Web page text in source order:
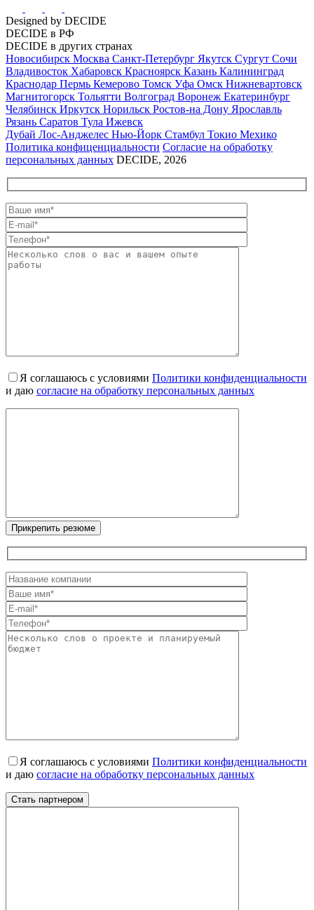
Designed by DECIDE
DECIDE в РФ
DECIDE в других странах
Новосибирск Москва Санкт-Петербург Якутск Сургут Сочи
Владивосток Хабаровск Красноярск Казань Калининград
Краснодар Пермь Кемерово Томск Уфа Омск Нижневартовск
Магнитогорск Тольятти Волгоград Воронеж Екатеринбург
Челябинск Иркутск Норильск Ростов-на Дону Ярославль
Рязань Саратов Тула Ижевск
Дубай Лос-Анджелес Нью-Йорк Стамбул Токио Мехико
Политика конфиценциальности Согласие на обработку
персональных данных DECIDE, 2026
Я соглашаюсь с условиями Политики конфиденциальности
и даю согласие на обработку персональных данных
Я соглашаюсь с условиями Политики конфиденциальности
и даю согласие на обработку персональных данных